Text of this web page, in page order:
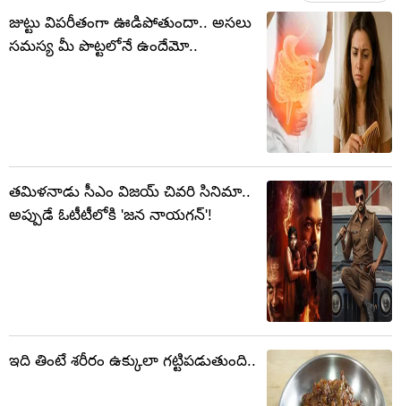
జుట్టు విపరీతంగా ఊడిపోతుందా.. అసలు
సమస్య మీ పొట్టలోనే ఉందేమో..
తమిళనాడు సీఎం విజయ్ చివరి సినిమా..
అప్పుడే ఓటీటీలోకి 'జన నాయగన్'!
ఇది తింటే శరీరం ఉక్కులా గట్టిపడుతుంది..